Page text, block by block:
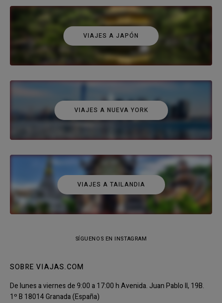
VIAJES A JAPÓN
VIAJES A NUEVA YORK
VIAJES A TAILANDIA
SÍGUENOS EN INSTAGRAM
SOBRE VIAJAS.COM
De lunes a viernes de 9:00 a 17:00 h Avenida. Juan Pablo II, 19B.
1º B 18014 Granada (España)